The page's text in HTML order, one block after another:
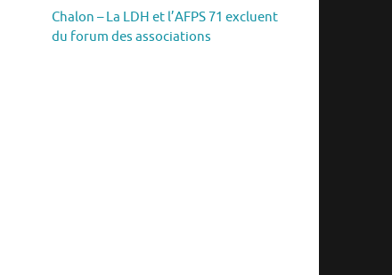
Chalon – La LDH et l’AFPS 71 excluent
du forum des associations